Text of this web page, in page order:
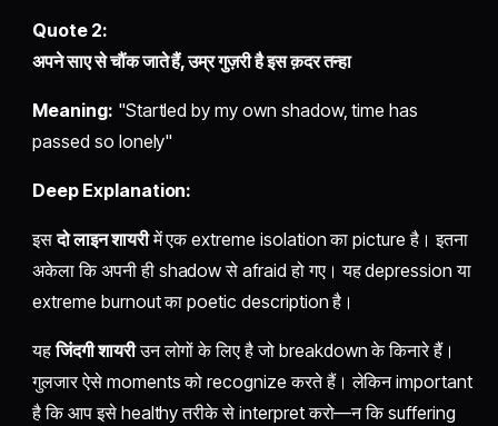
Quote 2:
अपने साए से चौंक जाते हैं, उम्र गुज़री है इस क़दर तन्हा
Meaning: "Startled by my own shadow, time has
passed so lonely"
Deep Explanation:
इसदो लाइन शायरीमें एक extreme isolation का picture है। इतना
अकेला कि अपनी ही shadow से afraid हो गए। यह depression या
extreme burnout का poetic description है।
यहजिंदगी शायरीउन लोगों के लिए है जो breakdown के किनारे हैं।
गुलजार ऐसे moments को recognize करते हैं। लेकिन important
है कि आप इसे healthy तरीके से interpret करो—न कि suffering